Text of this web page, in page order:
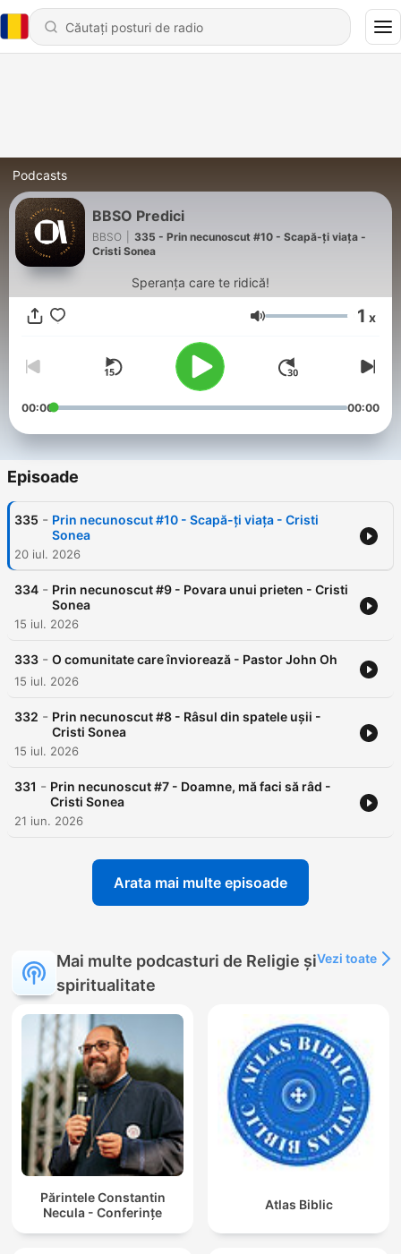
Podcasts
BBSO Predici
BBSO
335 - Prin necunoscut #10 - Scapă-ți viața -
Cristi Sonea
Speranța care te ridică!
Volum 1 x
00:00 00:00
Episoade
335 - Prin necunoscut #10 - Scapă-ți viața - Cristi
Sonea
20 iul. 2026
334 - Prin necunoscut #9 - Povara unui prieten - Cristi
Sonea
15 iul. 2026
333 - O comunitate care înviorează - Pastor John Oh
15 iul. 2026
332 - Prin necunoscut #8 - Râsul din spatele ușii -
Cristi Sonea
15 iul. 2026
331 - Prin necunoscut #7 - Doamne, mă faci să râd -
Cristi Sonea
21 iun. 2026
Arata mai multe episoade
Mai multe podcasturi de Religie și
spiritualitate
Vezi toate
Părintele Constantin
Necula - Conferințe
Atlas Biblic